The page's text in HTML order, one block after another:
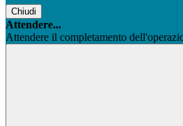
Chiudi
Attendere...
Attendere il completamento